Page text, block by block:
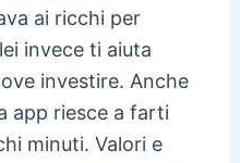
ai ricchi per
invece ti aiuta
investire. Anche
app riesce a farti
minuti. Valori e